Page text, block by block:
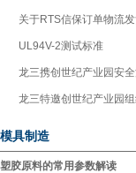
关于RTS信保订单物流
UL94V-2测试标准
龙三携创世纪产业园安
龙三特邀创世纪产业园
模具制造
塑胶原料的常用参数解读